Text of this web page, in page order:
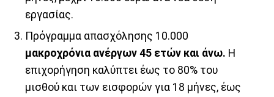
εργασίας.
Πρόγραμμα απασχόλησης 10.000
μακροχρόνια ανέργων 45 ετών και άνω. Η
επιχορήγηση καλύπτει έως το 80% του
μισθού και των εισφορών για 18 μήνες, έως